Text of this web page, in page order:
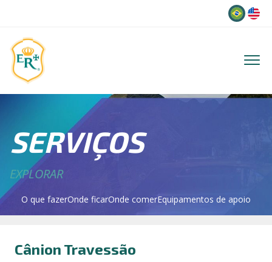
SERVIÇOS
EXPLORAR
O que fazerOnde ficarOnde comerEquipamentos de apoio
Cânion Travessão